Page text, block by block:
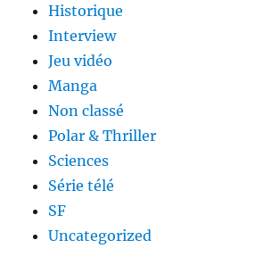
Historique
Interview
Jeu vidéo
Manga
Non classé
Polar & Thriller
Sciences
Série télé
SF
Uncategorized